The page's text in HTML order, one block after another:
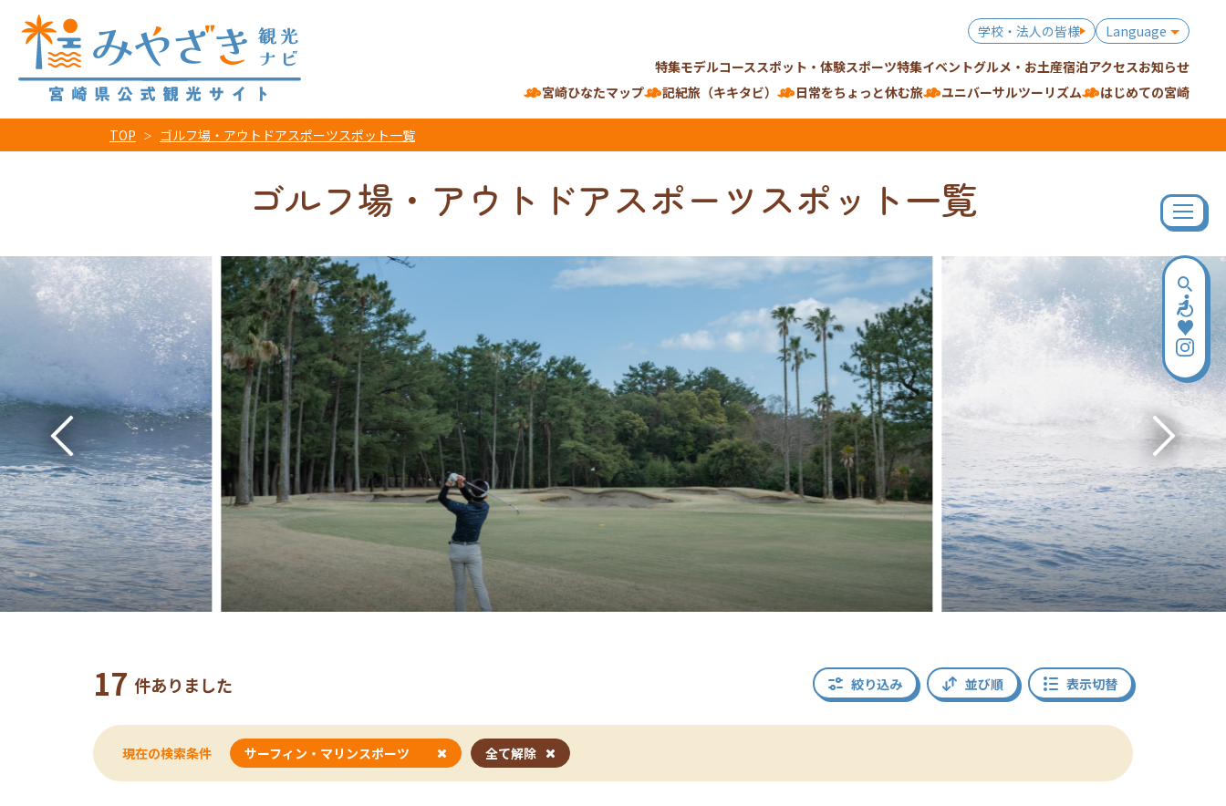
学校・法人の皆様
Language
特集モデルコーススポット・体験スポーツ特集イベントグルメ・お土産宿泊アクセスお知らせ
宮崎ひなたマップ
記紀旅（キキタビ） 日常をちょっと休む旅 ユニバーサルツーリズム はじめての宮崎
TOP ゴルフ場・アウトドアスポーツスポット一覧
ゴルフ場・アウトドアスポーツスポット一覧
17 件ありました 絞り込み 並び順 表示切替
現在の検索条件 サーフィン・マリンスポーツ 全て解除